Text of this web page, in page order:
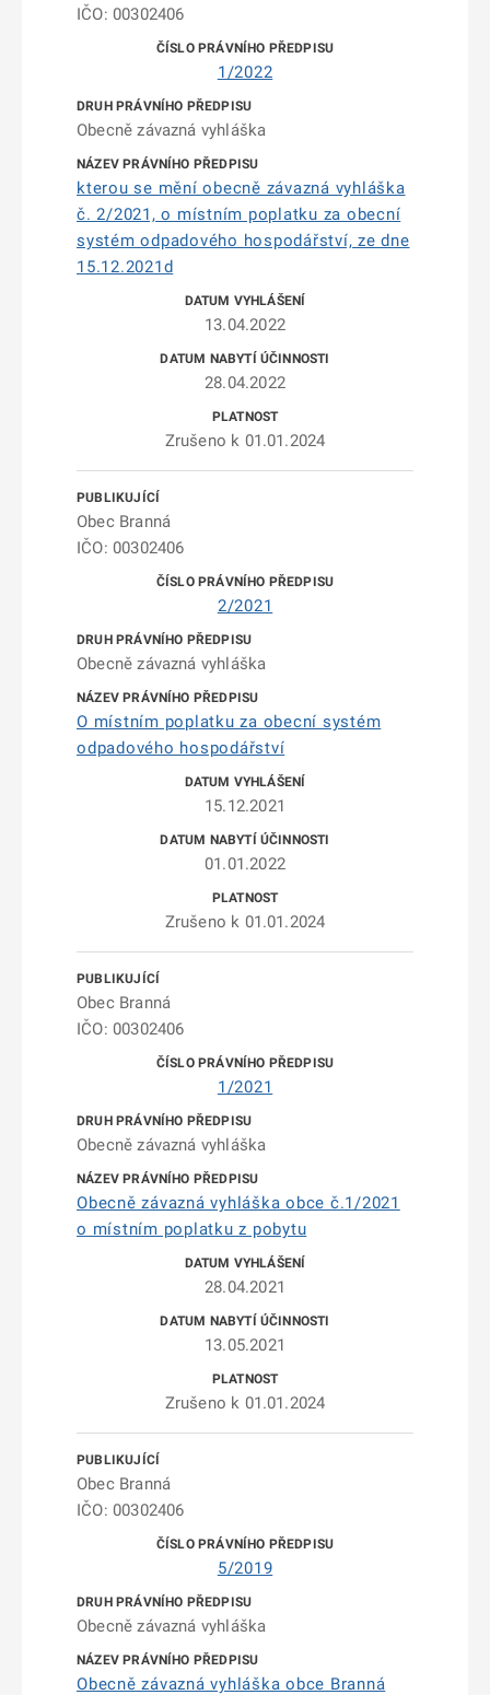
IČO: 00302406
1/2022
Obecně závazná vyhláška
kterou se mění obecně závazná vyhláška
č. 2/2021, o místním poplatku za obecní
systém odpadového hospodářství, ze dne
15.12.2021d
13.04.2022
28.04.2022
Zrušeno k 01.01.2024
Obec Branná
IČO: 00302406
2/2021
Obecně závazná vyhláška
O místním poplatku za obecní systém
odpadového hospodářství
15.12.2021
01.01.2022
Zrušeno k 01.01.2024
Obec Branná
IČO: 00302406
1/2021
Obecně závazná vyhláška
Obecně závazná vyhláška obce č.1/2021
o místním poplatku z pobytu
28.04.2021
13.05.2021
Zrušeno k 01.01.2024
Obec Branná
IČO: 00302406
5/2019
Obecně závazná vyhláška
Obecně závazná vyhláška obce Branná